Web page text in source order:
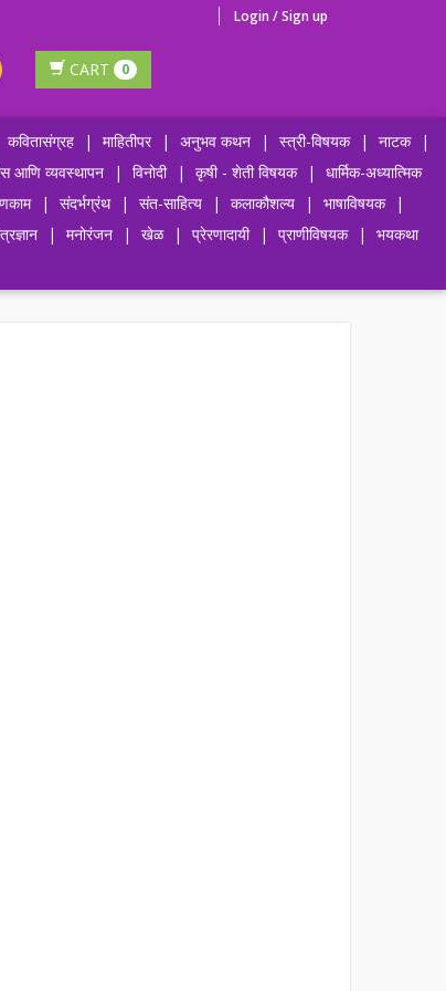
Login / Sign up
CART 0
कवितासंग्रह | माहितीपर | अनुभव कथन | स्त्री-विषयक | नाटक
|
आणि व्यवस्थापन | विनोदी | कृषी - शेती विषयक |
धार्मिक-अध्यात्मिक
| संदर्भग्रंथ | संत-साहित्य | कलाकौशल्य | भाषाविषयक
|
| मनोरंजन | खेळ | प्रेरणादायी | प्राणीविषयक |
भयकथा